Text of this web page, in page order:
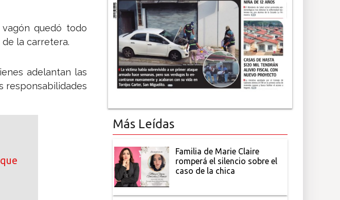
quedó todo
la carretera.
adelantan las
responsabilidades
Más Leídas
Familia de Marie Claire
romperá el silencio sobre el
caso de la chica